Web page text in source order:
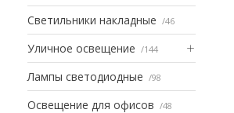
Светильники накладные 46
Уличное освещение 144
Лампы светодиодные 98
Освещение для офисов 48